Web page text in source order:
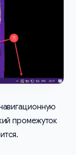
промежуток